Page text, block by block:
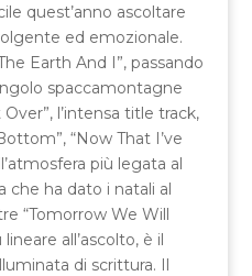
quest’anno ascoltare
ed emozionale.
Earth And I”, passando
spaccamontagne
Over”, l’intensa title track,
“Now That I’ve
più legata al
che ha dato i natali al
“Tomorrow We Will
all’ascolto, è il
di scrittura. Il